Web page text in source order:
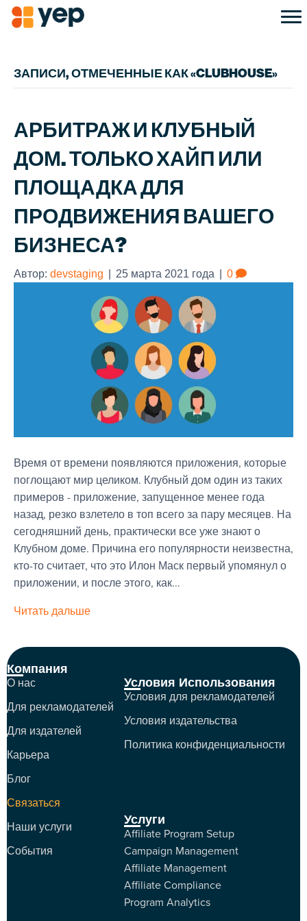
ЗАПИСИ, ОТМЕЧЕННЫЕ КАК «CLUBHOUSE»
АРБИТРАЖ И КЛУБНЫЙ
ДОМ. ТОЛЬКО ХАЙП ИЛИ
ПЛОЩАДКА ДЛЯ
ПРОДВИЖЕНИЯ ВАШЕГО
БИЗНЕСА?
Автор: devstaging 25 марта 2021 года 0
Время от времени появляются приложения, которые
поглощают мир целиком. Клубный дом один из таких
примеров - приложение, запущенное менее года
назад, резко взлетело в топ всего за пару месяцев. На
сегодняшний день, практически все уже знают о
Клубном доме. Причина его популярности неизвестна,
кто-то считает, что это Илон Маск первый упомянул о
приложении, и после этого, как...
Читать дальше
Компания
О нас
Для рекламодателей
Для издателей
Карьера
Блог
Связаться
Наши услуги
События
Условия Использования
Условия для рекламодателей
Условия издательства
Политика конфиденциальности
Услуги
Affiliate Program Setup
Campaign Management
Affiliate Management
Affiliate Compliance
Program Analytics